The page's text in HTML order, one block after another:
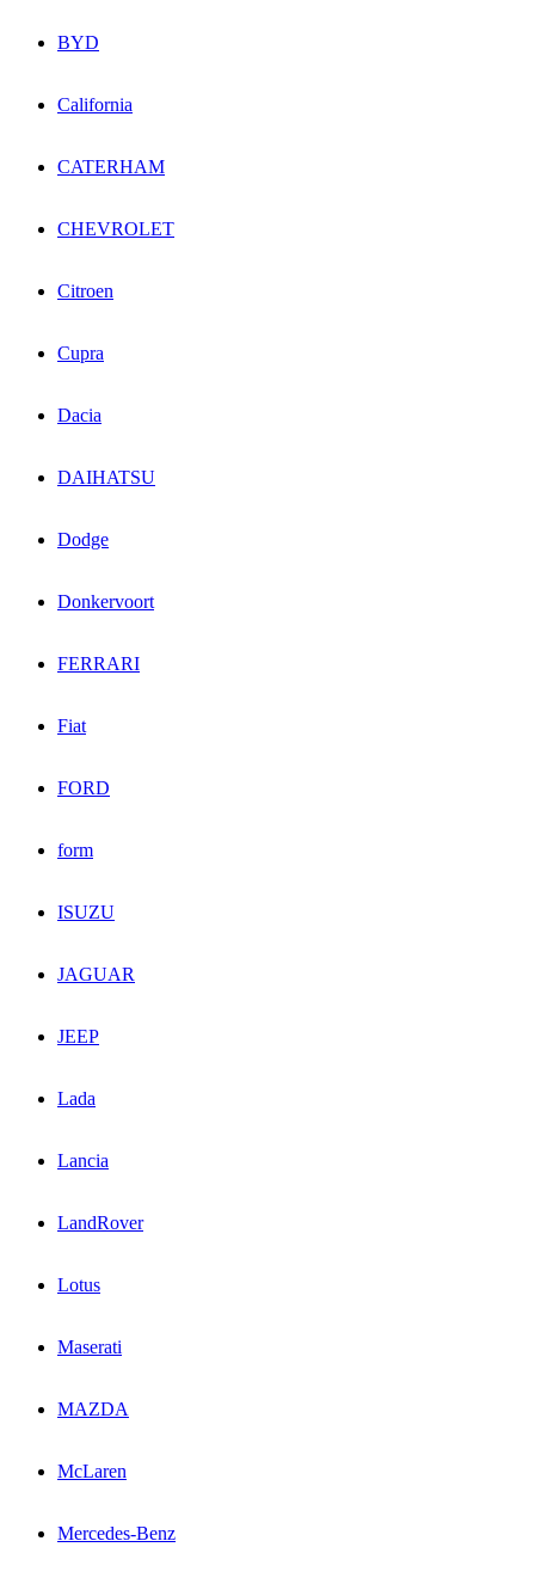
BYD
California
CATERHAM
CHEVROLET
Citroen
Cupra
Dacia
DAIHATSU
Dodge
Donkervoort
FERRARI
Fiat
FORD
form
ISUZU
JAGUAR
JEEP
Lada
Lancia
LandRover
Lotus
Maserati
MAZDA
McLaren
Mercedes-Benz